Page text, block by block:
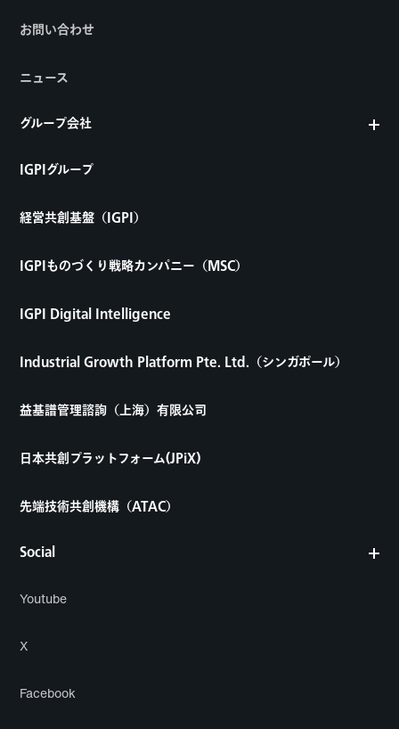
Social
Youtube
X
Facebook
お問い合わせ
ニュース
グループ会社
IGPIグループ
経営共創基盤（IGPI）
IGPIものづくり戦略カンパニー（MSC）
IGPI Digital Intelligence
Industrial Growth Platform Pte. Ltd.（シンガポール）
益基譜管理諮詢（上海）有限公司
日本共創プラットフォーム(JPiX)
先端技術共創機構（ATAC）